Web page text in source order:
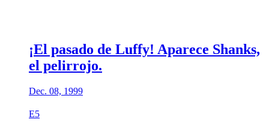
¡El pasado de Luffy! Aparece Shanks,
el pelirrojo.
Dec. 08, 1999
E5